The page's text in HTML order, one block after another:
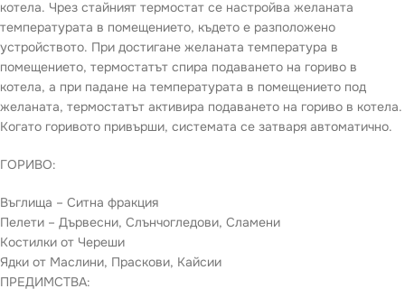
котела. Чрез стайният термостат се настройва желаната
температурата в помещението, където е разположено
устройството. При достигане желаната температура в
помещението, термостатът спира подаването на гориво в
котела, а при падане на температурата в помещението под
желаната, термостатът активира подаването на гориво в котела.
Когато горивото привърши, системата се затваря автоматично.
ГОРИВО:
Въглища – Ситна фракция
Пелети – Дървесни, Слънчогледови, Сламени
Костилки от Череши
Ядки от Маслини, Праскови, Кайсии
ПРЕДИМСТВА: